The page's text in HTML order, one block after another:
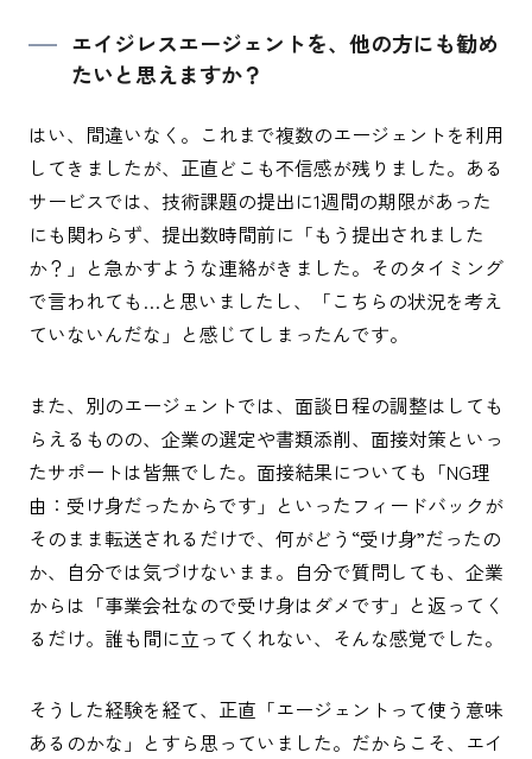
エイジレスエージェントを、他の方にも勧め
たいと思えますか？
はい、間違いなく。これまで複数のエージェントを利用
してきましたが、正直どこも不信感が残りました。ある
サービスでは、技術課題の提出に1週間の期限があった
にも関わらず、提出数時間前に「もう提出されました
か？」と急かすような連絡がきました。そのタイミング
で言われても…と思いましたし、「こちらの状況を考え
ていないんだな」と感じてしまったんです。
また、別のエージェントでは、面談日程の調整はしても
らえるものの、企業の選定や書類添削、面接対策といっ
たサポートは皆無でした。面接結果についても「NG理
由：受け身だったからです」といったフィードバックが
そのまま転送されるだけで、何がどう“受け身”だったの
か、自分では気づけないまま。自分で質問しても、企業
からは「事業会社なので受け身はダメです」と返ってく
るだけ。誰も間に立ってくれない、そんな感覚でした。
そうした経験を経て、正直「エージェントって使う意味
あるのかな」とすら思っていました。だからこそ、エイ